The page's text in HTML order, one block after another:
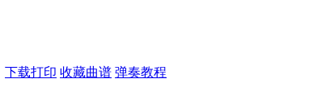
下载打印 收藏曲谱 弹奏教程